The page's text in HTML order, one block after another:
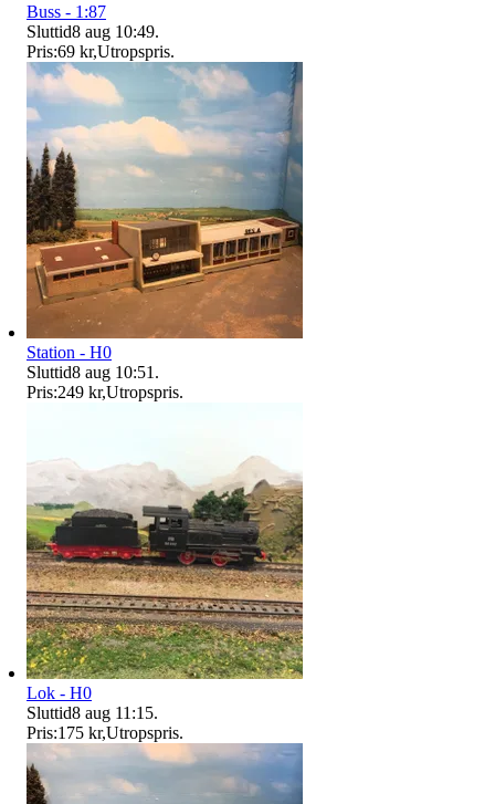
Buss - 1:87
Sluttid8 aug 10:49.
Pris:69 kr,Utropspris.
Station - H0
Sluttid8 aug 10:51 .
Pris:249 kr,Utropspris.
Lok - H0
Sluttid8 aug 11:15.
Pris:175 kr,Utropspris.